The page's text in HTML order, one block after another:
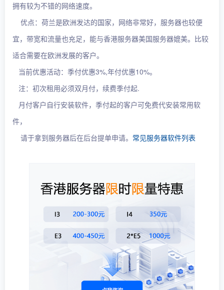
拥有较为不错的网络速度。
优点：荷兰是欧洲发达的国家，网络非常好，服务器也较便
宜，带宽和流量也充足，能与香港服务器美国服务器媲美。比较
适合需要在欧洲发展的客户。
当前优惠活动：季付优惠3%,年付优惠10%。
注：初次租用必须双月付，续费季付起.
月付客户自行安装软件，季付起的客户可免费代安装常用软
件，
请于拿到服务器后在后台提单申请。 常见服务器软件列表